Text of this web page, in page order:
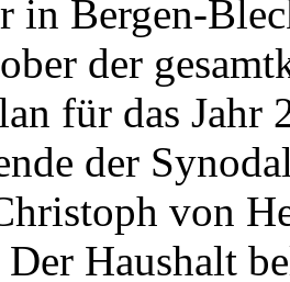
in Bergen-
der
für das Jahr
der
von
Haushalt